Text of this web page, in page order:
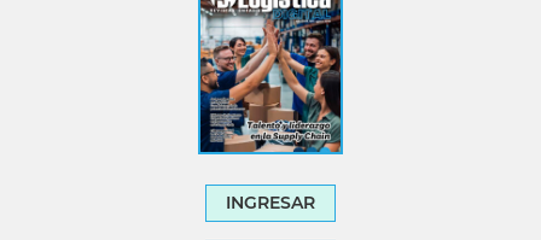
INGRESAR